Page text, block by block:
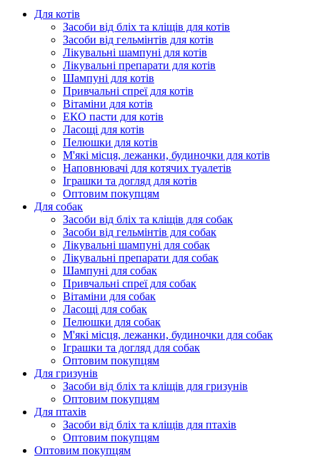
Для котів
Засоби від бліх та кліщів для котів
Засоби від гельмінтів для котів
Лікувальні шампуні для котів
Лікувальні препарати для котів
Шампуні для котів
Привчальні спреї для котів
Вітаміни для котів
ЕКО пасти для котів
Ласощі для котів
Пелюшки для котів
М'які місця, лежанки, будиночки для котів
Наповнювачі для котячих туалетів
Іграшки та догляд для котів
Оптовим покупцям
Для собак
Засоби від бліх та кліщів для собак
Засоби від гельмінтів для собак
Лікувальні шампуні для собак
Лікувальні препарати для собак
Шампуні для собак
Привчальні спреї для собак
Вітаміни для собак
Ласощі для собак
Пелюшки для собак
М'які місця, лежанки, будиночки для собак
Іграшки та догляд для собак
Оптовим покупцям
Для гризунів
Засоби від бліх та кліщів для гризунів
Оптовим покупцям
Для птахів
Засоби від бліх та кліщів для птахів
Оптовим покупцям
Оптовим покупцям